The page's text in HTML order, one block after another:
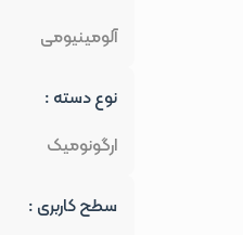
آلومینیومی
نوع دسته :
ارگونومیک
سطح کاربری :